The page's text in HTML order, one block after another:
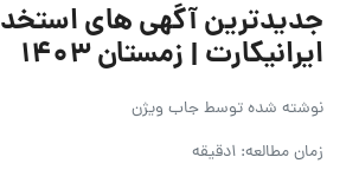
جدیدترین آگهی های
ایرانیکارت | زمستان ۱۴۰۳
نوشته شده توسطجاب ویژن
زمان مطالعه: 1دقیقه